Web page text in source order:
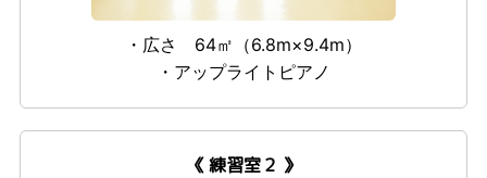
・広さ 64㎡（6.8m×9.4m）
・アップライトピアノ
《 練習室２ 》